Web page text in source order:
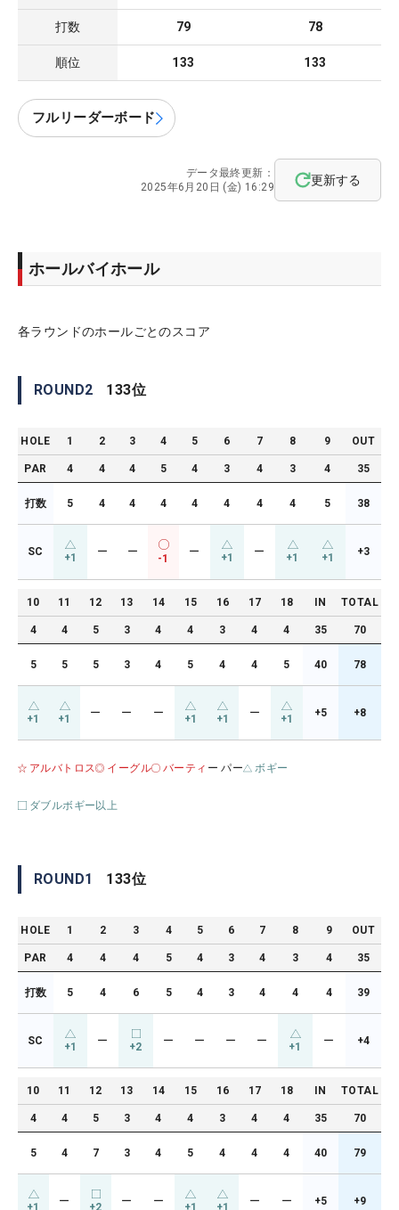
打数 79 78
順位 133 133
フルリーダーボード
データ最終更新：
2025年6月20日 (金) 16:29
更新する
ホールバイホール
各ラウンドのホールごとのスコア
ROUND2 133位
HOLE 1 2 3 4 5 6 7 8 9 OUT
PAR 4 4 4 5 4 3 4 3 4 35
打数 5 4 4 4 4 4 4 4 5 38
SC +1 ー ー
-1
ー +1 ー +1 +1 +3
10 11 12 13 14 15 16 17 18 IN TOTAL
4 4 5 3 4 4 3 4 4 35 70
5 5 5 3 4 5 4 4 5 40 78
+1 +1 ー ー ー +1 +1 ー +1 +5 +8
アルバトロス イーグル バーティ ー パー ボギー
ダブルボギー以上
ROUND1 133位
HOLE 1 2 3 4 5 6 7 8 9 OUT
PAR 4 4 4 5 4 3 4 3 4 35
打数 5 4 6 5 4 3 4 4 4 39
SC +1 ー +2 ー ー ー ー +1 ー +4
10 11 12 13 14 15 16 17 18 IN TOTAL
4 4 5 3 4 4 3 4 4 35 70
5 4 7 3 4 5 4 4 4 40 79
ー ー ー ー ー +5 +9